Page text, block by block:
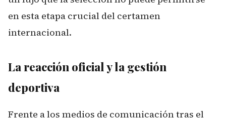
en esta etapa crucial del certamen
internacional.
La reacción oficial y la gestión
deportiva
Frente a los medios de comunicación tras el